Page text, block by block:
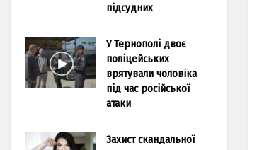
підсудних
У Тернополі двоє
поліцейських
врятували чоловіка
під час російської
атаки
Захист скандальної